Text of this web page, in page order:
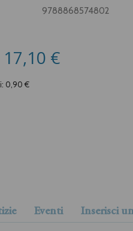
9788868574802
17,10 €
0,90 €
Eventi Inserisci